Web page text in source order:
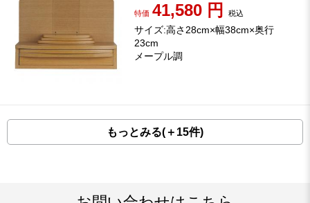
特価 41,580 円税込
サイズ:高さ28cm×幅38cm×奥行
23cm
メープル調
もっとみる(＋15件)